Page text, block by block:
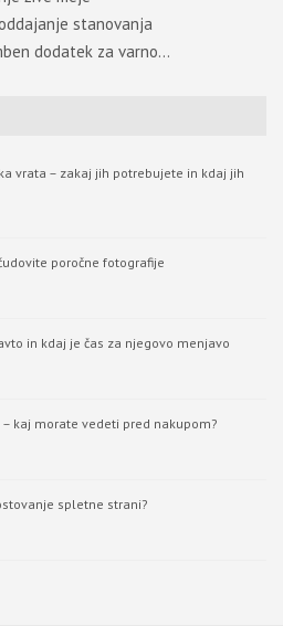
stanovanja
dodatek za varno…
vrata – zakaj jih potrebujete in kdaj jih
poročne fotografije
in kdaj je čas za njegovo menjavo
kaj morate vedeti pred nakupom?
spletne strani?